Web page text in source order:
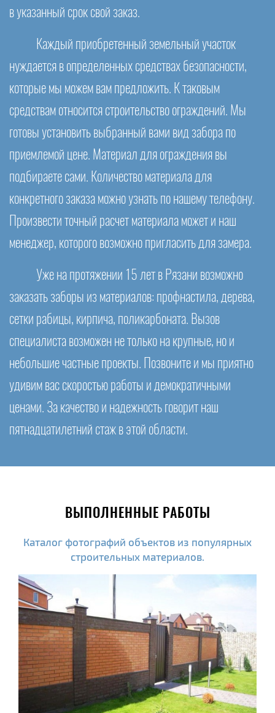
в указанный срок свой заказ.
Каждый приобретенный земельный участок
нуждается в определенных средствах безопасности,
которые мы можем вам предложить. К таковым
средствам относится строительство ограждений. Мы
готовы установить выбранный вами вид забора по
приемлемой цене. Материал для ограждения вы
подбираете сами. Количество материала для
конкретного заказа можно узнать по нашему телефону.
Произвести точный расчет материала может и наш
менеджер, которого возможно пригласить для замера.
Уже на протяжении 15 лет в Рязани возможно
заказать заборы из материалов: профнастила, дерева,
сетки рабицы, кирпича, поликарбоната. Вызов
специалиста возможен не только на крупные, но и
небольшие частные проекты. Позвоните и мы приятно
удивим вас скоростью работы и демократичными
ценами. За качество и надежность говорит наш
пятнадцатилетний стаж в этой области.
ВЫПОЛНЕННЫЕ РАБОТЫ
Каталог фотографий объектов из популярных
строительных материалов.